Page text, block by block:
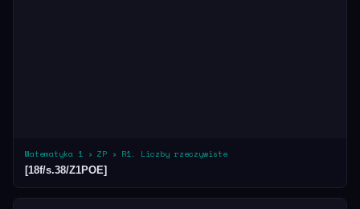
Matematyka 1 › ZP › R1. Liczby rzeczywiste
[18f/s.38/Z1POE]